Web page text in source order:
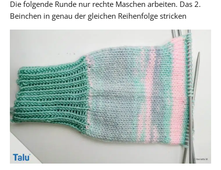
Die folgende Runde nur rechte Maschen arbeiten. Das 2.
Beinchen in genau der gleichen Reihenfolge stricken